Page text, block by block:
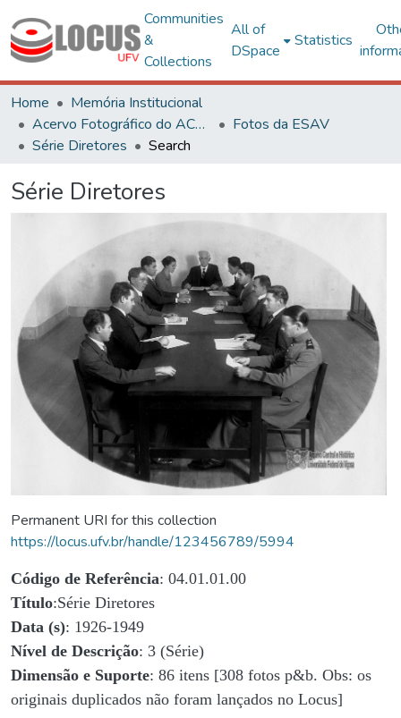
Communities
&
Collections
All of
DSpace
Statistics
Home
Memória Institucional
Acervo Fotográfico do ACH-UFV
Fotos da ESAV
Série Diretores
Search
Série Diretores
Permanent URI for this collection
https://locus.ufv.br/handle/123456789/5994
Código de Referência: 04.01.01.00
Título:Série Diretores
Data (s): 1926-1949
Nível de Descrição: 3 (Série)
Dimensão e Suporte: 86 itens [308 fotos p&b. Obs: os
originais duplicados não foram lançados no Locus]